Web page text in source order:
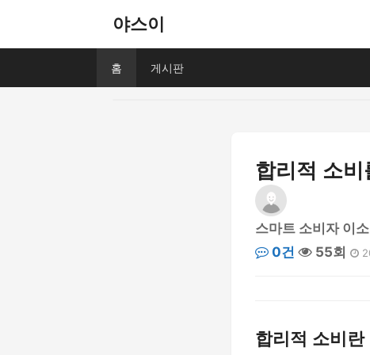
야스이
홈 게시판
합리적 소
스마트 소비자 이
0건
55회
합리적 소비